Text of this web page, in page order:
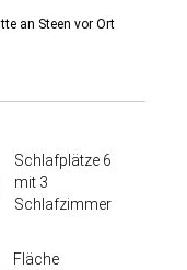
an Steen vor Ort
Schlafplätze 6
mit 3
Schlafzimmer
Fläche